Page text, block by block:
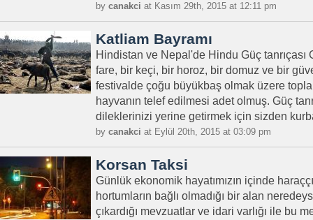
by canakci at Kasım 29th, 2015 at 12:11 pm
Katliam Bayramı
Hindistan ve Nepal'de Hindu Güç tanrıçası
fare, bir keçi, bir horoz, bir domuz ve bir
festivalde çoğu büyükbaş olmak üzere
hayvanın telef edilmesi adet olmuş. Güç
dileklerinizi yerine getirmek için sizden
by canakci at Eylül 20th, 2015 at 03:09 pm
Korsan Taksi
Günlük ekonomik hayatımızın içinde
hortumların bağlı olmadığı bir alan
çıkardığı mevzuatlar ve idari varlığı ile bu